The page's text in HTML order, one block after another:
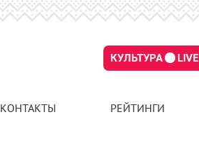
КУЛЬТУРА LIVE
КОНТАКТЫ РЕЙТИНГИ